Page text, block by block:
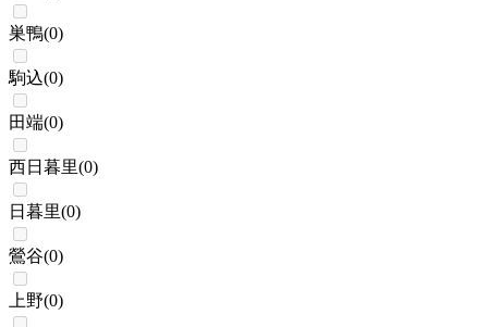
巣鴨(0)
駒込(0)
田端(0)
西日暮里(0)
日暮里(0)
鶯谷(0)
上野(0)